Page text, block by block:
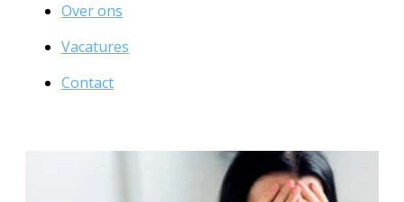
Over ons
Vacatures
Contact